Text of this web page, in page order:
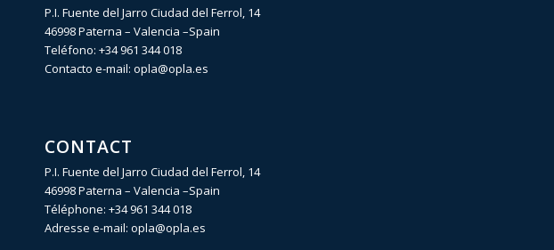
P.I. Fuente del Jarro Ciudad del Ferrol, 14
46998 Paterna – Valencia –Spain
Teléfono: +34 961 344 018
Contacto e-mail: opla@opla.es
CONTACT
P.I. Fuente del Jarro Ciudad del Ferrol, 14
46998 Paterna – Valencia –Spain
Téléphone: +34 961 344 018
Adresse e-mail: opla@opla.es